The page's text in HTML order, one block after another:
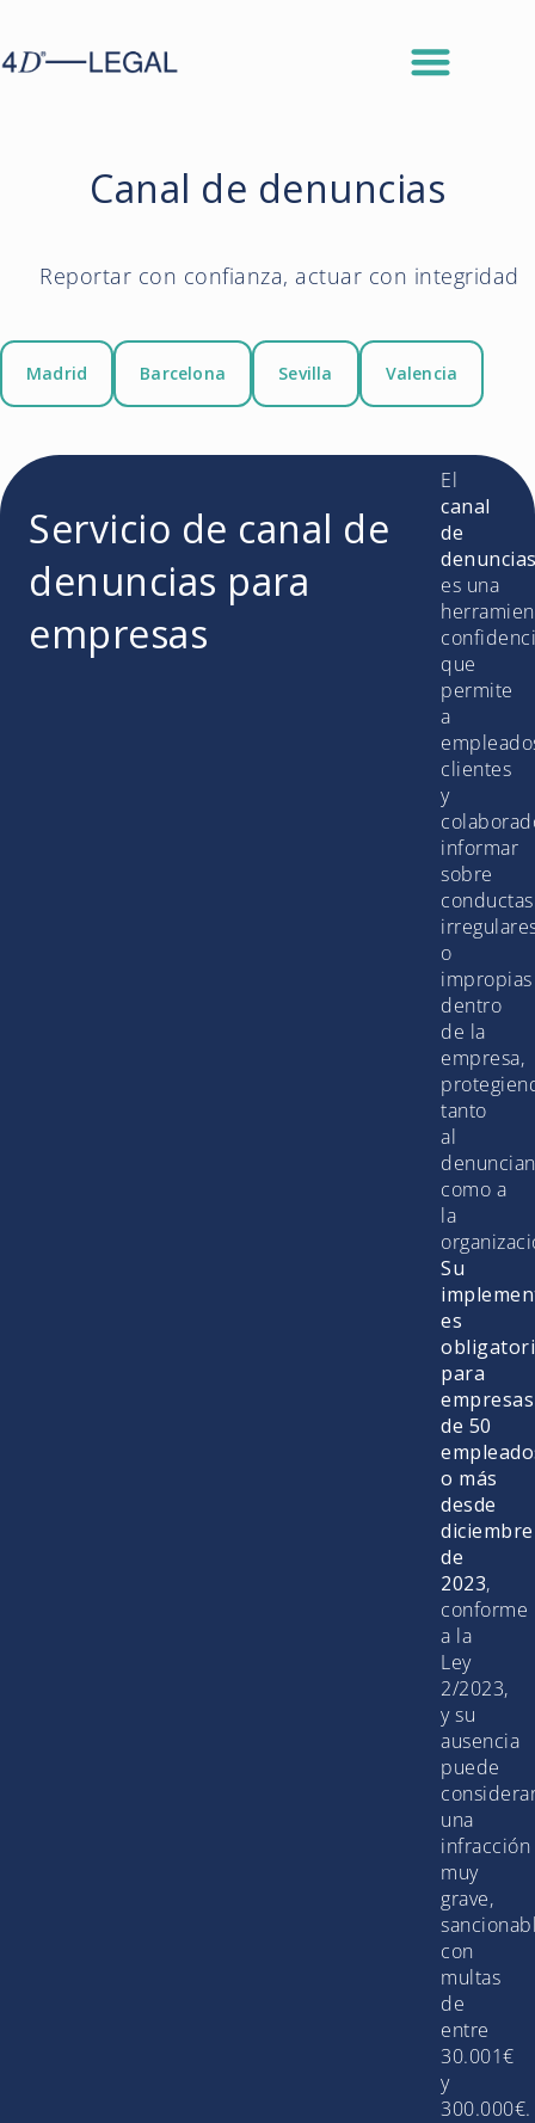
Canal de denuncias
Reportar con confianza, actuar con integridad
Madrid Barcelona Sevilla Valencia
Servicio de canal de
denuncias para
empresas
El
canal
de
es una
que
permite
a
clientes
y
informar
sobre
conductas
o
impropias
dentro
de la
empresa,
tanto
al
como a
la
Su
es
para
empresas
de 50
o más
desde
diciembre
de
2023,
conforme
a la
Ley
2/2023,
y su
ausencia
puede
una
infracción
muy
grave,
con
multas
de
entre
30.001€
y
300.000€.